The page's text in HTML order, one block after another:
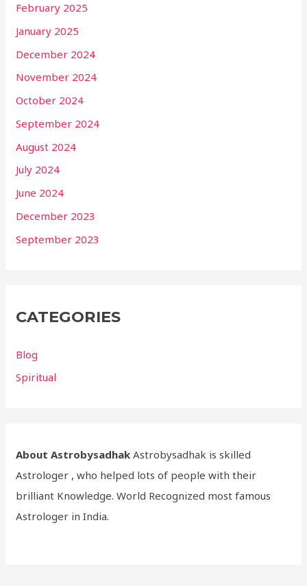
February 2025
January 2025
December 2024
November 2024
October 2024
September 2024
August 2024
July 2024
June 2024
December 2023
September 2023
CATEGORIES
Blog
Spiritual
About Astrobysadhak Astrobysadhak is skilled
Astrologer , who helped lots of people with their
brilliant Knowledge. World Recognized most famous
Astrologer in India.